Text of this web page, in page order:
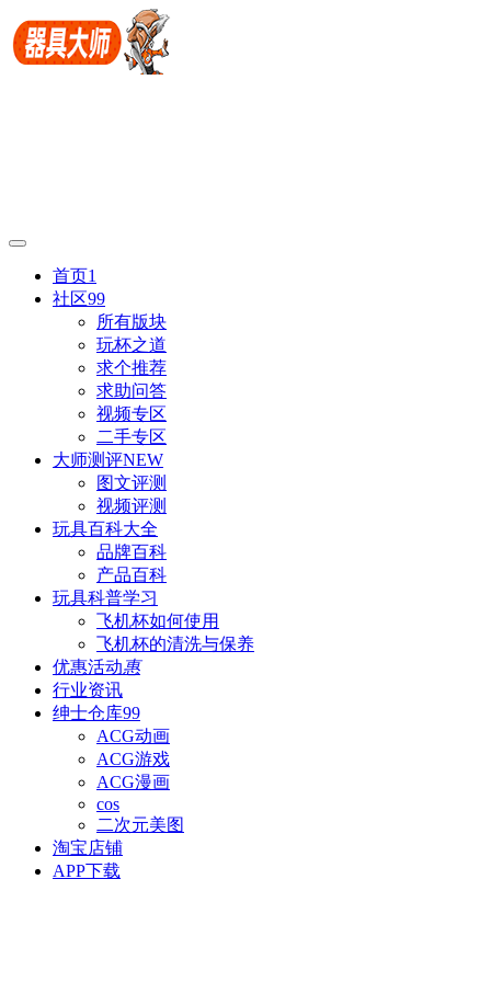
首页1
社区99
所有版块
玩杯之道
求个推荐
求助问答
视频专区
二手专区
大师测评NEW
图文评测
视频评测
玩具百科大全
品牌百科
产品百科
玩具科普学习
飞机杯如何使用
飞机杯的清洗与保养
优惠活动惠
行业资讯
绅士仓库99
ACG动画
ACG游戏
ACG漫画
cos
二次元美图
淘宝店铺
APP下载